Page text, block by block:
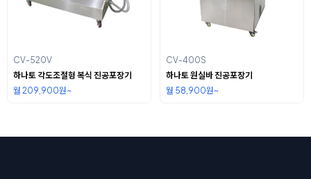
CV-520V
하나토 각도조절형 복식 진공포장기
월 209,900원~
CV-400S
하나토 원실바 진공포장기
월 58,900원~